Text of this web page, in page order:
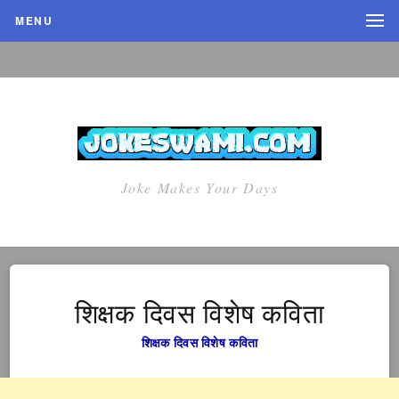
MENU
Joke Makes Your Days
शिक्षक दिवस विशेष कविता
शिक्षक दिवस विशेष कविता